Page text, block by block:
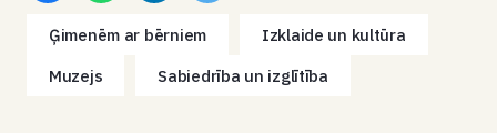
Ģimenēm ar bērniem
Izklaide un kultūra
Muzejs
Sabiedrība un izglītība